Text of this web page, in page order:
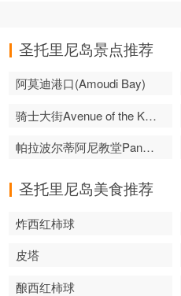
圣托里尼岛景点推荐
阿莫迪港口(Amoudi Bay)
骑士大街Avenue of the Knights
帕拉波尔蒂阿尼教堂Panagia Paraportiani Church
圣托里尼岛美食推荐
炸西红柿球
皮塔
酿西红柿球